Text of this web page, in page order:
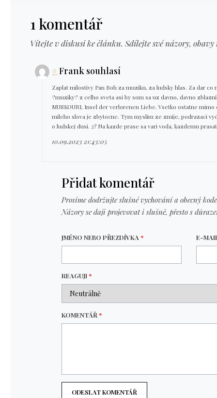
1 komentář
Vítejte v diskusi ke článku. Sdílejte své názory,
#Frank souhlasí
Zaplat milostivy Pan Boh za muziku, za ludsky hlas. Za dar
\"muziky\" z celho sveta asi by som sa uz davno, davno
MUSKOURI, Insel der verlorenen Liebe. Vsetko ostatne
mileho slova je zbytocne. Tym myslim ze zmije, podrazaci
o ludskej dusi. 2? Na kazde prase sa vari voda, kazdemu
10.09.2023 21:43:05
Přidat komentář
Prosíme dodržujte slušné vychování a obecný
Názory se daji projevovat i slušně, přesto s
JMÉNO NEBO PŘEZDÍVKA* E-
REAGUJI*
KOMENTÁŘ*
ODESLAT KOMENTÁŘ